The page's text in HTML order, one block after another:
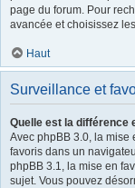
page du forum. Pour
avancée et choisissez
Haut
Surveillance et
Quelle est la différence
Avec phpBB 3.0, la mise
favoris dans un
phpBB 3.1, la mise en
sujet. Vous pouvez